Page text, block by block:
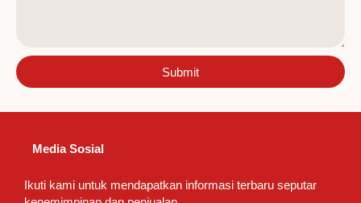
Submit
Media Sosial
Ikuti kami untuk mendapatkan informasi terbaru seputar